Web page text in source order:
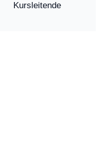
Kursleitende